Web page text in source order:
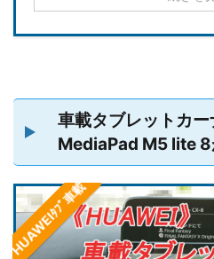
車載タブレットカ
MediaPad M5 lite 8
HUAWEIﾀﾌﾞ車載